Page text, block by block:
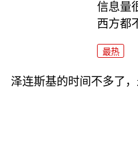
信息量
西方都
最热
泽连斯基的时间不多了